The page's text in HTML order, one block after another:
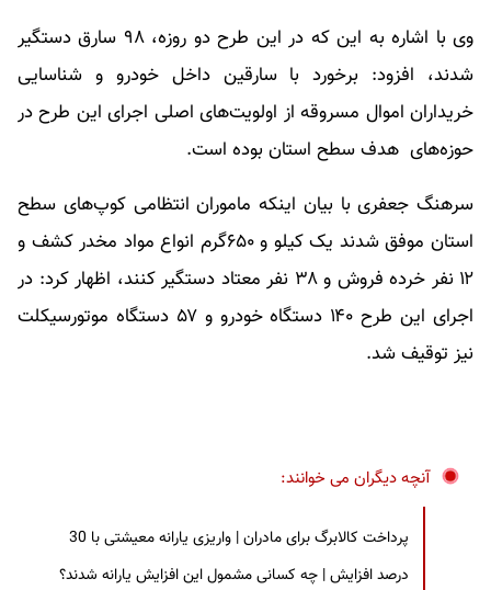
وی با اشاره به این که در این طرح دو روزه، ۹۸ سارق دستگیر
شدند، افزود: برخورد با سارقین داخل خودرو و شناسایی
خریداران اموال مسروقه از اولویت‌های اصلی اجرای این طرح در
حوزه‌های هدف سطح استان بوده است.
سرهنگ جعفری با بیان اینکه ماموران انتظامی کوپ‌های سطح
استان موفق شدند یک کیلو و ۶۵۰گرم انواع مواد مخدر کشف و
۱۲ نفر خرده فروش و ۳۸ نفر معتاد دستگیر کنند، اظهار کرد: در
اجرای این طرح ۱۴۰ دستگاه خودرو و ۵۷ دستگاه موتورسیکلت
نیز توقیف شد.
آنچه دیگران می خوانند:
پرداخت کالابرگ برای مادران | واریزی یارانه معیشتی با 30
درصد افزایش | چه کسانی مشمول این افزایش یارانه شدند؟